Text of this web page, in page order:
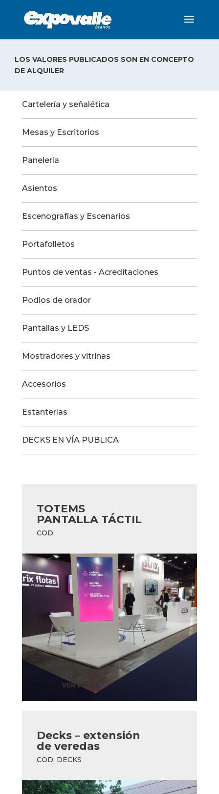
LOS VALORES PUBLICADOS SON EN CONCEPTO
DE ALQUILER
Cartelería y señalética
Mesas y Escritorios
Panelería
Asientos
Escenografías y Escenarios
Portafolletos
Puntos de ventas - Acreditaciones
Podios de orador
Pantallas y LEDS
Mostradores y vitrinas
Accesorios
Estanterías
DECKS EN VÍA PUBLICA
TOTEMS
PANTALLA TÁCTIL
COD.
VER MÁS 5
Decks – extensión
de veredas
COD. DECKS